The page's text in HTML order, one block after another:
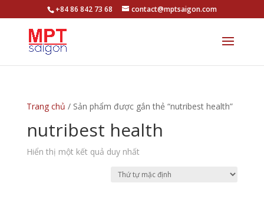
+84 86 842 73 68 contact@mptsaigon.com
Trang chủ / Sản phẩm được gắn thẻ “nutribest health”
nutribest health
Hiển thị một kết quả duy nhất